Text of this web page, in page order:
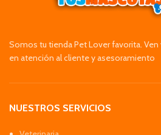
Somos tu tienda Pet Lover favorita.
en atención al cliente y asesoramiento
NUESTROS SERVICIOS